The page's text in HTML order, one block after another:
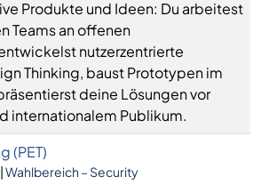
Produkte und Ideen: Du arbeitest
Teams an offenen
nutzerzentrierte
Thinking, baust Prototypen im
deine Lösungen vor
internationalem Publikum.
(PET)
Wahlbereich – Security